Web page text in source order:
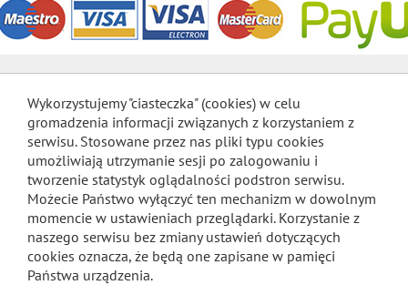
Wykorzystujemy "ciasteczka" (cookies) w celu
gromadzenia informacji związanych z korzystaniem z
serwisu. Stosowane przez nas pliki typu cookies
umożliwiają utrzymanie sesji po zalogowaniu i
tworzenie statystyk oglądalności podstron serwisu.
Możecie Państwo wyłączyć ten mechanizm w dowolnym
momencie w ustawieniach przeglądarki. Korzystanie z
naszego serwisu bez zmiany ustawień dotyczących
cookies oznacza, że będą one zapisane w pamięci
Państwa urządzenia.